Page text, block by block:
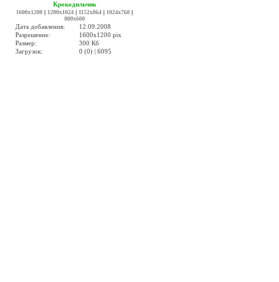
Крокодильчик
1600x1200 | 1280x1024 | 1152x864 | 1024x768 |
800x600
Дата добавления:
12.09.2008
Разрешение:
1600x1200 pix
Размер:
300 Кб
Загрузок:
0 (0) | 6095